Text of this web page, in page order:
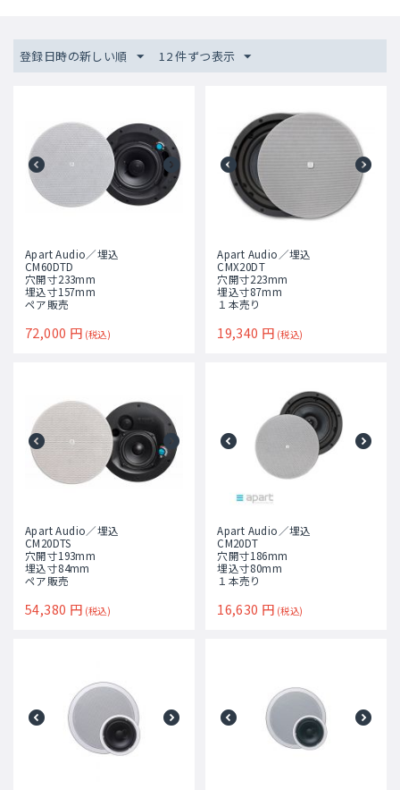
登録日時の新しい順 12 件ずつ表示
Apart Audio／埋込
CM60DTD
穴開寸233mm
埋込寸157mm
ペア販売
72,000 円 (税込)
Apart Audio／埋込
CMX20DT
穴開寸223mm
埋込寸87mm
１本売り
19,340 円 (税込)
Apart Audio／埋込
CM20DTS
穴開寸193mm
埋込寸84mm
ペア販売
54,380 円 (税込)
Apart Audio／埋込
CM20DT
穴開寸186mm
埋込寸80mm
１本売り
16,630 円 (税込)